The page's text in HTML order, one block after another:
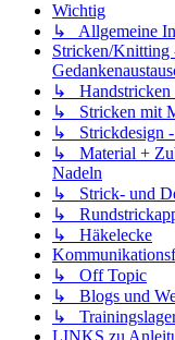
Wichtig
↳ Allgemeine
Stricken/Knitting
↳ Handstricken
↳ Stricken mit
↳ Strickdesign -
↳ Material +
Nadeln
↳ Strick- und
↳
↳ Häkelecke
↳ Off Topic
↳ Blogs und
↳